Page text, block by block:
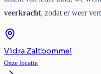
veerkracht, zodat er weer
Vidra Zaltbommel
Onze locatie